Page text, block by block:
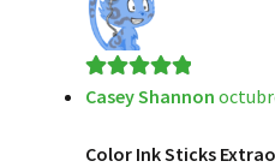
Valorado en5
Casey Shannon
Color Ink Sticks